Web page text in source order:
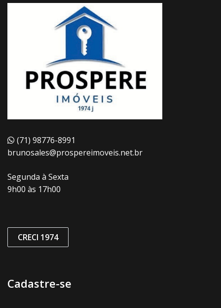
(71) 98776-8991
brunosales@prospereimoveis.net.br
Segunda à Sexta
9h00 às 17h00
CRECI 1974
Cadastre-se